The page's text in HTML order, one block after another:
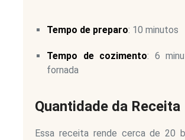
Tempo de preparo: 10 minutos
Tempo de cozimento: 6
fornada
Quantidade da Receita
Essa receita rende cerca de 20